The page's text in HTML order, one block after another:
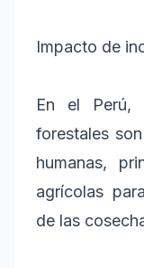
Impacto de
En el
forestales
humanas,
agrícolas
de las